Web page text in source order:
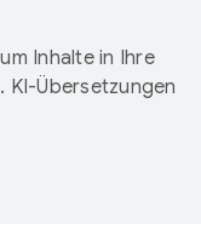
Inhalte in Ihre
KI-Übersetzungen